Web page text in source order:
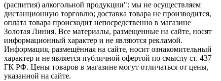
(распития) алкогольной продукции": мы не осуществляем
дистанционную торговлю; доставка товара не производится,
оплата товара происходит непосредственно в магазине
Золотая Линия. Все материалы, размещенные на сайте, носят
информационный характер и не являются рекламой.
Информация, размещённая на сайте, носит ознакомительный
характер и не является публичной офертой по смыслу ст. 437
ГК РФ. Цены товаров в магазине могут отличаться от цены,
указанной на сайте.